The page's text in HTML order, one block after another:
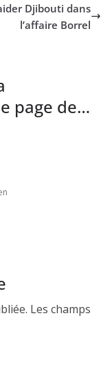
Djibouti dans
l’affaire Borrel
page de…
Les champs